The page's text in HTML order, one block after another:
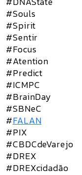
#Souls
#Spirit
#Sentir
#Focus
#Atention
#Predict
#ICMPC
#BrainDay
#SBNeC
#FALAN
#PIX
#CBDCdeVarejo
#DREX
#DREXcidadão